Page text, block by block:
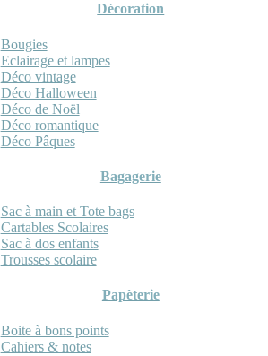
Décoration
Bougies
Eclairage et lampes
Déco vintage
Déco Halloween
Déco de Noël
Déco romantique
Déco Pâques
Bagagerie
Sac à main et Tote bags
Cartables Scolaires
Sac à dos enfants
Trousses scolaire
Papèterie
Boite à bons points
Cahiers & notes